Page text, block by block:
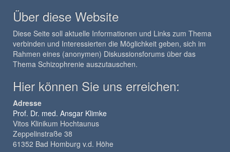
Über diese Website
Diese Seite soll aktuelle Informationen und Links zum Thema
verbinden und Interessierten die Möglichkeit geben, sich im
Rahmen eines (anonymen) Diskussionsforums über das
Thema Schizophrenie auszutauschen.
Hier können Sie uns erreichen:
Adresse
Prof. Dr. med. Ansgar Klimke
Vitos Klinikum Hochtaunus
Zeppelinstraße 38
61352 Bad Homburg v.d. Höhe